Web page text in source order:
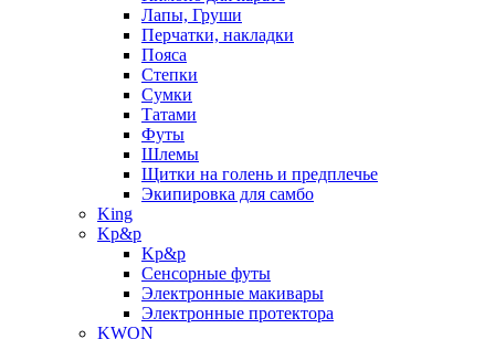
Лапы, Груши
Перчатки, накладки
Пояса
Степки
Сумки
Татами
Футы
Шлемы
Щитки на голень и предплечье
Экипировка для самбо
King
Kp&p
Kp&p
Сенсорные футы
Электронные макивары
Электронные протектора
KWON